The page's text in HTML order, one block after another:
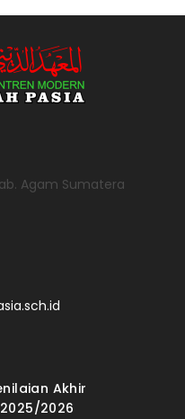
Agam Sumatera
Akhir
2026